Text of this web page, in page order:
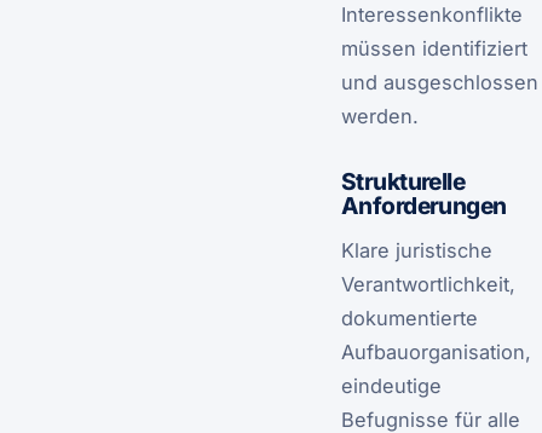
Interessenkonflikte
müssen identifiziert
und ausgeschlossen
werden.
Strukturelle
Anforderungen
Klare juristische
Verantwortlichkeit,
dokumentierte
Aufbauorganisation,
eindeutige
Befugnisse für alle